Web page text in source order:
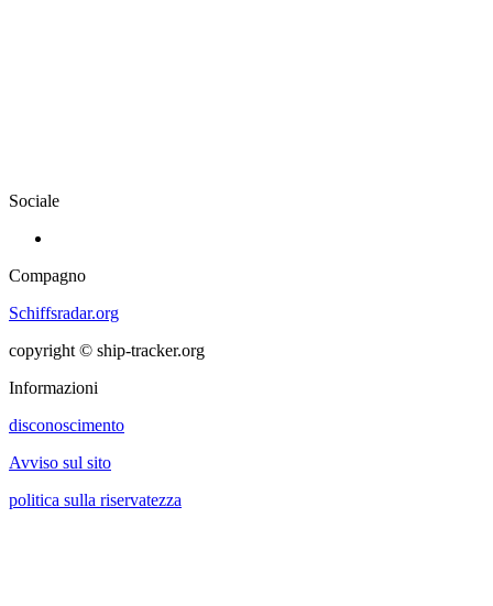
Sociale
Compagno
Schiffsradar.org
copyright © ship-tracker.org
Informazioni
disconoscimento
Avviso sul sito
politica sulla riservatezza